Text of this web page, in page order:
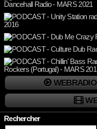
Rechercher